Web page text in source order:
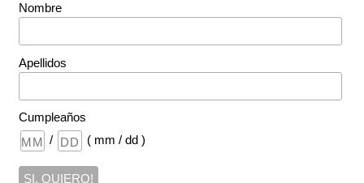
Nombre
Apellidos
Cumpleaños
/
( mm / dd )